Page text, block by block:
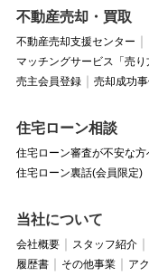
不動産売却・買取
不動産売却支援センター
マッチングサービス「売り
売主会員登録
売却成功
住宅ローン相談
住宅ローン審査が不安な方
住宅ローン裏話(会員限定)
当社について
会社概要 スタッフ紹介
履歴書
その他事業 ア